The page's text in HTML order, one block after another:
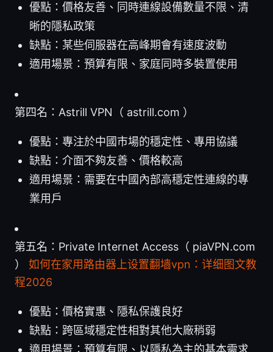
優點：價格友善、同時連線設備數量不限、清
晰的隱私政策
缺點：某些伺服器在高峰期會有速度波動
適用場景：預算有限、家庭同時多裝置使用
第四名：Astrill VPN（ astrill.com ）
優點：專注於中國市場的穩定性、專用協議
缺點：介面不夠友善、價格較高
適用場景：需要在中國內部高穩定性連線的專
業用戶
第五名：Private Internet Access（ piaVPN.com
） 如何在家用路由器上设置翻墙vpn：详细图文教
程2026
優點：價格實惠、隱私保護良好
缺點：跨區域穩定性相對其他大廠稍弱